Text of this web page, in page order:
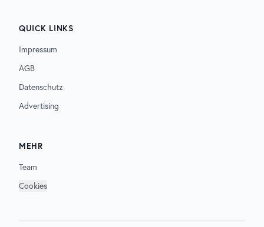
QUICK LINKS
Impressum
AGB
Datenschutz
Advertising
MEHR
Team
Cookies